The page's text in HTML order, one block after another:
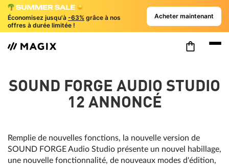
Économisez jusqu'à -63% grâce à nos
offres à durée limitée !
Acheter maintenant
SOUND FORGE AUDIO STUDIO
12 ANNONCÉ
Remplie de nouvelles fonctions, la nouvelle version de
SOUND FORGE Audio Studio présente un nouvel habillage,
une nouvelle fonctionnalité, de nouveaux modes d'édition,